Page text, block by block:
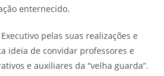
enternecido.
pelas suas realizações e
ideia de convidar professores e
e auxiliares da “velha guarda”.